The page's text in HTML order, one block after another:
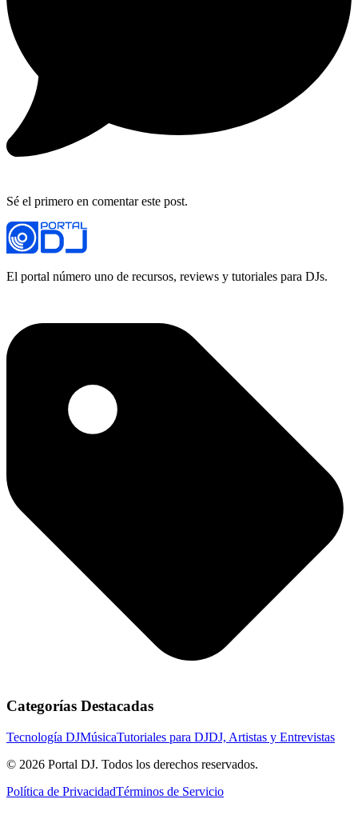
Sé el primero en comentar este post.
El portal número uno de recursos, reviews y tutoriales para DJs.
Categorías Destacadas
Tecnología DJMúsicaTutoriales para DJDJ, Artistas y Entrevistas
© 2026 Portal DJ. Todos los derechos reservados.
Política de PrivacidadTérminos de Servicio